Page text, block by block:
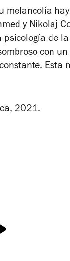
melancolía
y Nikolaj
de
con
Esta
2021.